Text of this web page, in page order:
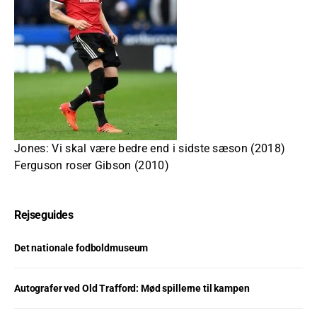
Jones: Vi skal være bedre end i sidste sæson (2018)
Ferguson roser Gibson (2010)
Rejseguides
Det nationale fodboldmuseum
Autografer ved Old Trafford: Mød spillerne til kampen